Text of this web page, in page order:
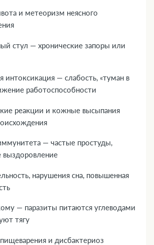
и метеоризм неясного
стул — хронические запоры или
интоксикация — слабость, «туман в
работоспособности
реакции и кожные высыпания
— частые простуды,
выздоровление
нарушения сна, повышенная
— паразиты питаются углеводами
тягу
и дисбактериоз